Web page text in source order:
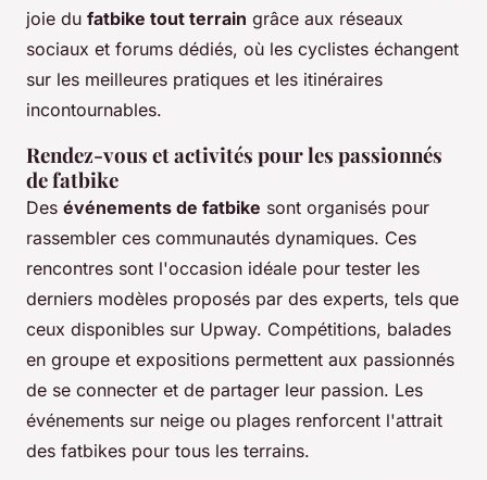
joie du fatbike tout terrain grâce aux réseaux
sociaux et forums dédiés, où les cyclistes échangent
sur les meilleures pratiques et les itinéraires
incontournables.
Rendez-vous et activités pour les passionnés
de fatbike
Des événements de fatbike sont organisés pour
rassembler ces communautés dynamiques. Ces
rencontres sont l'occasion idéale pour tester les
derniers modèles proposés par des experts, tels que
ceux disponibles sur Upway. Compétitions, balades
en groupe et expositions permettent aux passionnés
de se connecter et de partager leur passion. Les
événements sur neige ou plages renforcent l'attrait
des fatbikes pour tous les terrains.